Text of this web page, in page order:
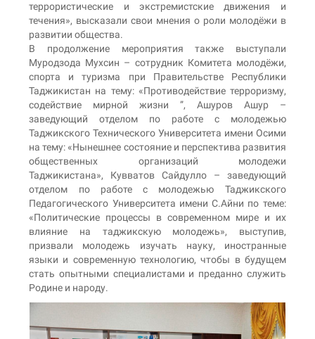
террористические и экстремистские движения и
течения», высказали свои мнения о роли молодёжи в
развитии общества.
В продолжение мероприятия также выступали
Муродзода Мухсин – сотрудник Комитета молодёжи,
спорта и туризма при Правительстве Республики
Таджикистан на тему: «Противодействие терроризму,
содействие мирной жизни ”, Ашуров Ашур –
заведующий отделом по работе с молодежью
Таджикского Технического Университета имени Осими
на тему: «Нынешнее состояние и перспектива развития
общественных организаций молодежи
Таджикистана», Кувватов Сайдулло – заведующий
отделом по работе с молодежью Таджикского
Педагогического Университета имени С.Айни по теме:
«Политические процессы в современном мире и их
влияние на таджикскую молодежь», выступив,
призвали молодежь изучать науку, иностранные
языки и современную технологию, чтобы в будущем
стать опытными специалистами и преданно служить
Родине и народу.